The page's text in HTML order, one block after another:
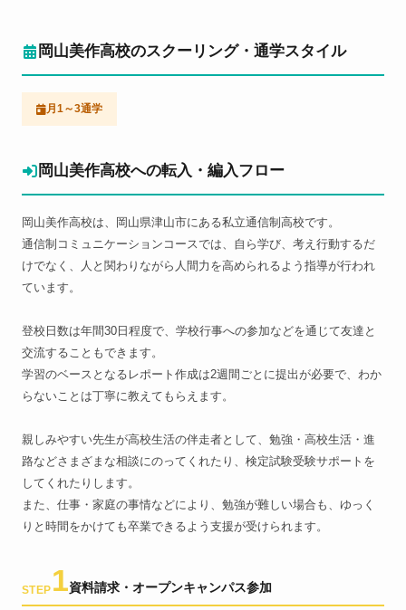
岡山美作高校のスクーリング・通学スタイル
月1～3通学
岡山美作高校への転入・編入フロー
岡山美作高校は、岡山県津山市にある私立通信制高校です。
通信制コミュニケーションコースでは、自ら学び、考え行動するだ
けでなく、人と関わりながら人間力を高められるよう指導が行われ
ています。
登校日数は年間30日程度で、学校行事への参加などを通じて友達と
交流することもできます。
学習のベースとなるレポート作成は2週間ごとに提出が必要で、わか
らないことは丁寧に教えてもらえます。
親しみやすい先生が高校生活の伴走者として、勉強・高校生活・進
路などさまざまな相談にのってくれたり、検定試験受験サポートを
してくれたりします。
また、仕事・家庭の事情などにより、勉強が難しい場合も、ゆっく
りと時間をかけても卒業できるよう支援が受けられます。
STEP 1資料請求・オープンキャンパス参加